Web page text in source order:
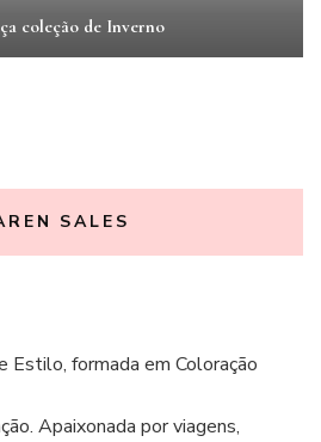
coleção de Inverno
SALES
Estilo, formada em Coloração
Apaixonada por viagens,